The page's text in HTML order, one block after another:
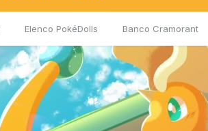
Elenco PokéDolls Banco Cramorant